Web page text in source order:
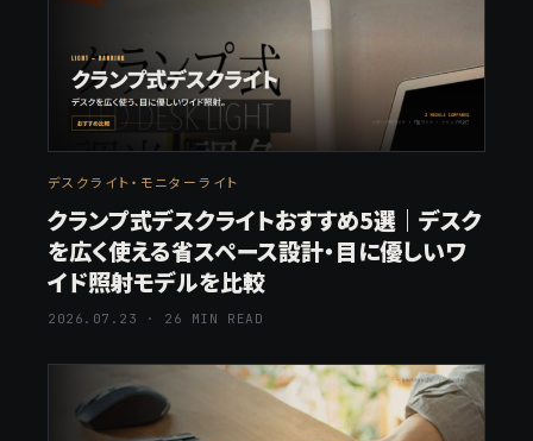
デスクライト・モニターライト
クランプ式デスクライトおすすめ5選｜デスク
を広く使える省スペース設計・目に優しいワ
イド照射モデルを比較
2026.07.23 · 26 MIN READ